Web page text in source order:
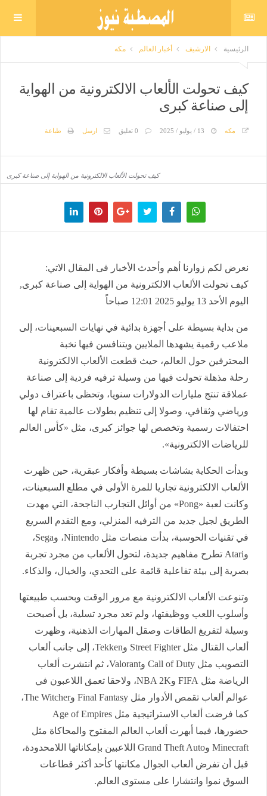
الرئيسية الارشيف أخبار العالم مكه
كيف تحولت الألعاب الالكترونية من الهواية
إلى صناعة كبرى
مكه 0 تعليق ارسل طباعة
كيف تحولت الألعاب الالكترونية من الهواية إلى صناعة كبرى
نعرض لكم زوارنا أهم وأحدث الأخبار فى المقال الاتي:
كيف تحولت الألعاب الالكترونية من الهواية إلى صناعة كبرى,
اليوم الأحد 13 يوليو 2025 12:01 صباحاً
من بداية بسيطة على أجهزة بدائية في نهايات السبعينات، إلى
ملاعب رقمية يشهدها الملايين ويتنافسن فيها نخبة
المحترفين حول العالم، حيث قطعت الألعاب الالكترونية
رحلة مذهلة تحولت فيها من وسيلة ترفيه فردية إلى صناعة
عملاقة تنتج مليارات الدولارات سنويا، وتحظى باعتراف دولي
ورياضي وثقافي، وصولا إلى تنظيم بطولات عالمية تقام لها
احتفالات رسمية وتخصص لها جوائز كبرى، مثل «كأس العالم
للرياضات الالكترونية».
وبدأت الحكاية بشاشات بسيطة وأفكار عبقرية، حين ظهرت
الألعاب الالكترونية تجاريا للمرة الأولى في مطلع السبعينات،
وكانت لعبة «Pong» من أوائل التجارب الناجحة، التي مهدت
الطريق لجيل جديد من الترفيه المنزلي، ومع التقدم السريع
في تقنيات الحوسبة، بدأت منصات مثل Nintendo، وSega،
وAtari تطرح مفاهيم جديدة، لتحول الألعاب من مجرد تجربة
بصرية إلى بيئة تفاعلية قائمة على التحدي، والخيال، والذكاء.
وتنوعت الألعاب الالكترونية مع مرور الوقت وبحسب طبيعتها
وأسلوب اللعب ووظيفتها، ولم تعد مجرد تسلية، بل أصبحت
وسيلة لتفريغ الطاقات وصقل المهارات الذهنية، وظهرت
ألعاب القتال مثل Street Fighter وTekken، إلى جانب ألعاب
التصويب مثل Call of Duty وValorant، ثم انتشرت ألعاب
الرياضة مثل FIFA وNBA 2K، ولاحقا تعمق اللاعبون في
عوالم ألعاب تقمص الأدوار مثل Final Fantasy وThe Witcher،
كما فرضت ألعاب الاستراتيجية مثل Age of Empires
حضورها، فيما أبهرت ألعاب العالم المفتوح والمحاكاة مثل
Minecraft وGrand Theft Auto اللاعبين بإمكاناتها اللامحدودة،
قبل أن تفرض ألعاب الجوال مكانتها كأحد أكثر قطاعات
السوق نموا وانتشارا على مستوى العالم.